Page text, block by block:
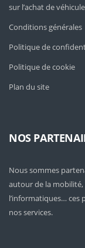
sur l’achat de
Conditions générales
Politique de
Politique de cookie
Plan du site
NOS
Nous sommes
autour de la mobilité
l’informatiques… ces
nos services.